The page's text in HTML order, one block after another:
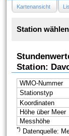
Kartenansicht
Station wählen
Station:
WMO-Nummer
Stationstyp
Koordinaten
Höhe über Meer
Messhöhe
*) Datenquelle: